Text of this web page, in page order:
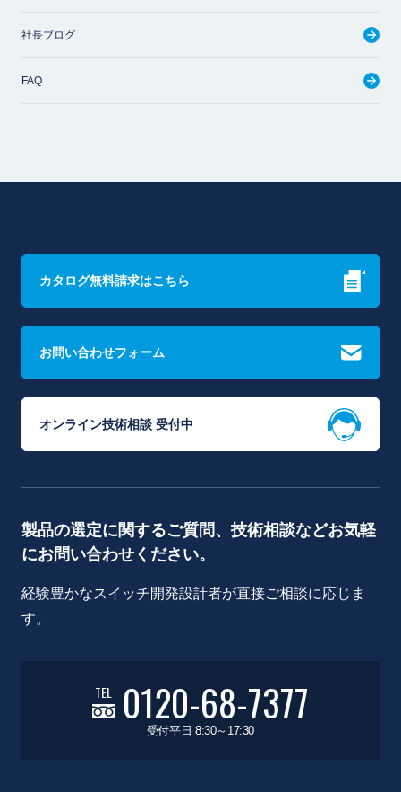
社長ブログ
FAQ
カタログ無料請求はこちら
お問い合わせフォーム
オンライン技術相談 受付中
製品の選定に関するご質問、技術相談などお気軽
にお問い合わせください。
経験豊かなスイッチ開発設計者が直接ご相談に応じま
す。
TEL 0120-68-7377
受付平日 8:30～17:30